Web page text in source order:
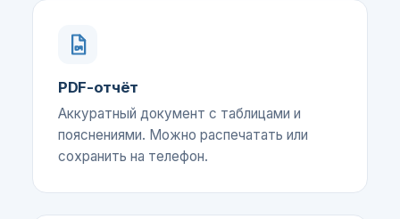
PDF-отчёт
Аккуратный документ с таблицами и
пояснениями. Можно распечатать или
сохранить на телефон.